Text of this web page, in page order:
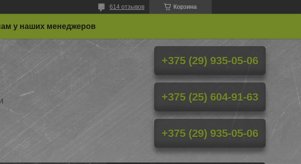
Корзина
614 отзывов
у наших менеджеров
+375 (29) 935-05-06
+375 (25) 604-91-63
+375 (29) 935-05-06